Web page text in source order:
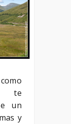
te
un
y